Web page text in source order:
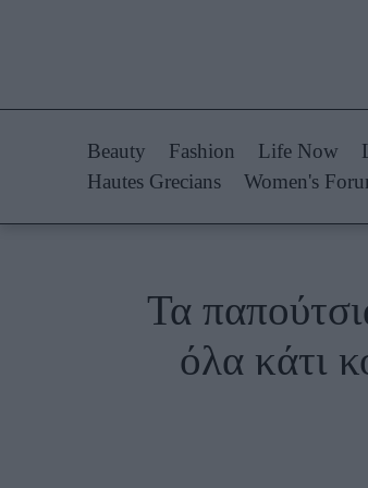
Woman Power
Beauty Fashion Life Now
Hautes Grecians
Women's
Τα
όλα κάτι